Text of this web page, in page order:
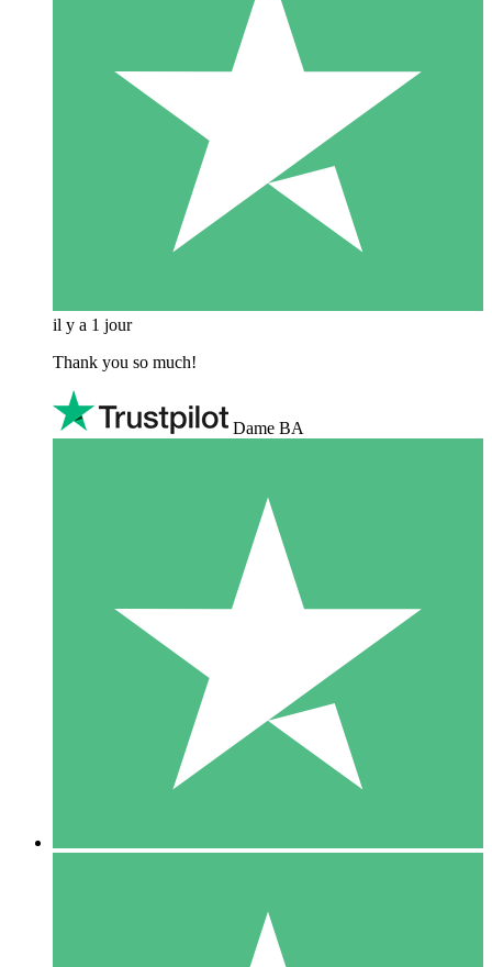
il y a 1 jour
Thank you so much!
Dame BA